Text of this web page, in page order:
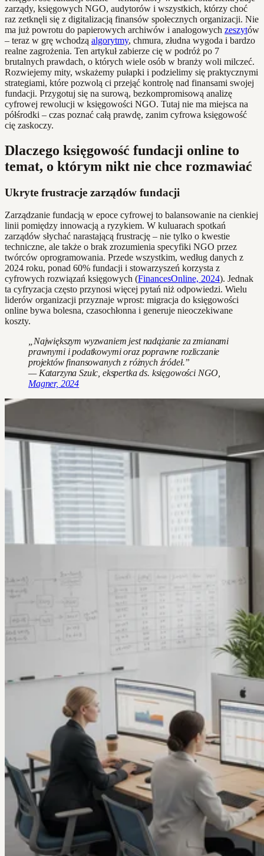
zarządy, księgowych NGO, audytorów i wszystkich, którzy choć
raz zetknęli się z digitalizacją finansów społecznych organizacji. Nie
ma już powrotu do papierowych archiwów i analogowych zeszytów
– teraz w grę wchodzą algorytmy, chmura, złudna wygoda i bardzo
realne zagrożenia. Ten artykuł zabierze cię w podróż po 7
brutalnych prawdach, o których wiele osób w branży woli milczeć.
Rozwiejemy mity, wskażemy pułapki i podzielimy się praktycznymi
strategiami, które pozwolą ci przejąć kontrolę nad finansami swojej
fundacji. Przygotuj się na surową, bezkompromisową analizę
cyfrowej rewolucji w księgowości NGO. Tutaj nie ma miejsca na
półśrodki – czas poznać całą prawdę, zanim cyfrowa księgowość
cię zaskoczy.
Dlaczego księgowość fundacji online to
temat, o którym nikt nie chce rozmawiać
Ukryte frustracje zarządów fundacji
Zarządzanie fundacją w epoce cyfrowej to balansowanie na cienkiej
linii pomiędzy innowacją a ryzykiem. W kuluarach spotkań
zarządów słychać narastającą frustrację – nie tylko o kwestie
techniczne, ale także o brak zrozumienia specyfiki NGO przez
twórców oprogramowania. Przede wszystkim, według danych z
2024 roku, ponad 60% fundacji i stowarzyszeń korzysta z
cyfrowych rozwiązań księgowych (FinancesOnline, 2024). Jednak
ta cyfryzacja często przynosi więcej pytań niż odpowiedzi. Wielu
liderów organizacji przyznaje wprost: migracja do księgowości
online bywa bolesna, czasochłonna i generuje nieoczekiwane
koszty.
„Największym wyzwaniem jest nadążanie za zmianami
prawnymi i podatkowymi oraz poprawne rozliczanie
projektów finansowanych z różnych źródeł.”
— Katarzyna Szulc, ekspertka ds. księgowości NGO,
Magner, 2024